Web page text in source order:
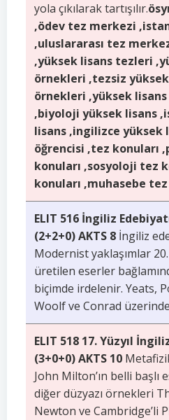
yola çıkılarak tartışılır.
,ödev tez merkezi
,uluslararası tez
,yüksek lisans tezleri
örnekleri ,tezsiz
örnekleri ,yüksek
,biyoloji yüksek lisans
lisans ,ingilizce yüksek
öğrencisi ,tez konuları
konuları ,sosyoloji tez
konuları ,muhasebe
ELIT 516 İngiliz
(2+2+0) AKTS 8 İngiliz
Modernist yaklaşımlar
üretilen eserler
biçimde irdelenir. Yeats,
Woolf ve Conrad
ELIT 518 17. Yüzyıl
(3+0+0) AKTS 10
John Milton’ın belli başlı
diğer düzyazı örnekleri
Newton ve Cambridge’li